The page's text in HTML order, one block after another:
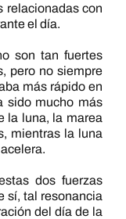
relacionadas con
el día.
son tan fuertes
pero no siempre
más rápido en
sido mucho más
la luna, la marea
mientras la luna
dos fuerzas
sí, tal resonancia
del día de la